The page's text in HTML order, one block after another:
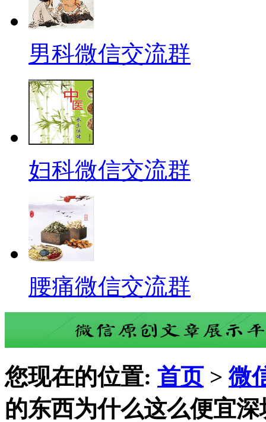
男科微信交流群
妇科微信交流群
腰痛微信交流群
您现在的位置: 首页 >微
的东西为什么这么便宜